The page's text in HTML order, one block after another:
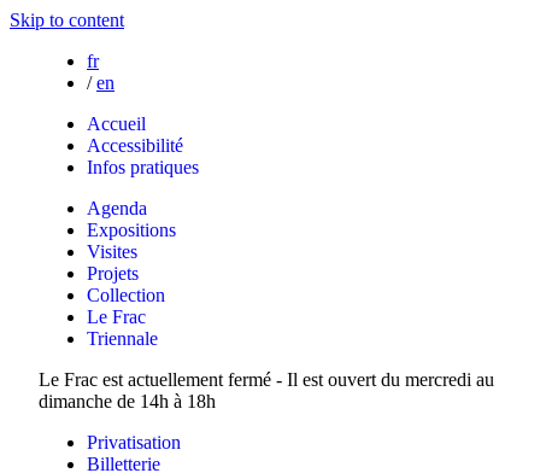
Skip to content
fr
/ en
Accueil
Accessibilité
Infos pratiques
Agenda
Expositions
Visites
Projets
Collection
Le Frac
Triennale
Le Frac est actuellement fermé - Il est ouvert du mercredi au
dimanche de 14h à 18h
Privatisation
Billetterie